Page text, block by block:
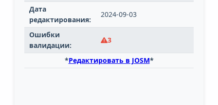
Дата
редактирования:
2024-09-03
Ошибки
валидации:
3
*Редактировать в JOSM*